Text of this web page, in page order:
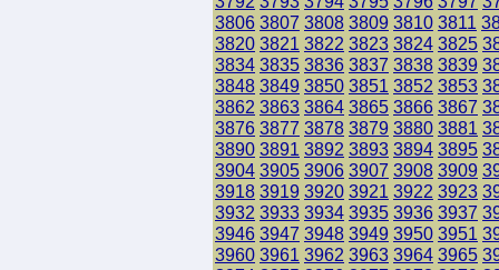
3806 3807 3808 3809 3810 3811
3820 3821 3822 3823 3824 3825
3834 3835 3836 3837 3838 3839
3848 3849 3850 3851 3852 3853
3862 3863 3864 3865 3866 3867
3876 3877 3878 3879 3880 3881
3890 3891 3892 3893 3894 3895
3904 3905 3906 3907 3908 3909
3918 3919 3920 3921 3922 3923
3932 3933 3934 3935 3936 3937
3946 3947 3948 3949 3950 3951
3960 3961 3962 3963 3964 3965